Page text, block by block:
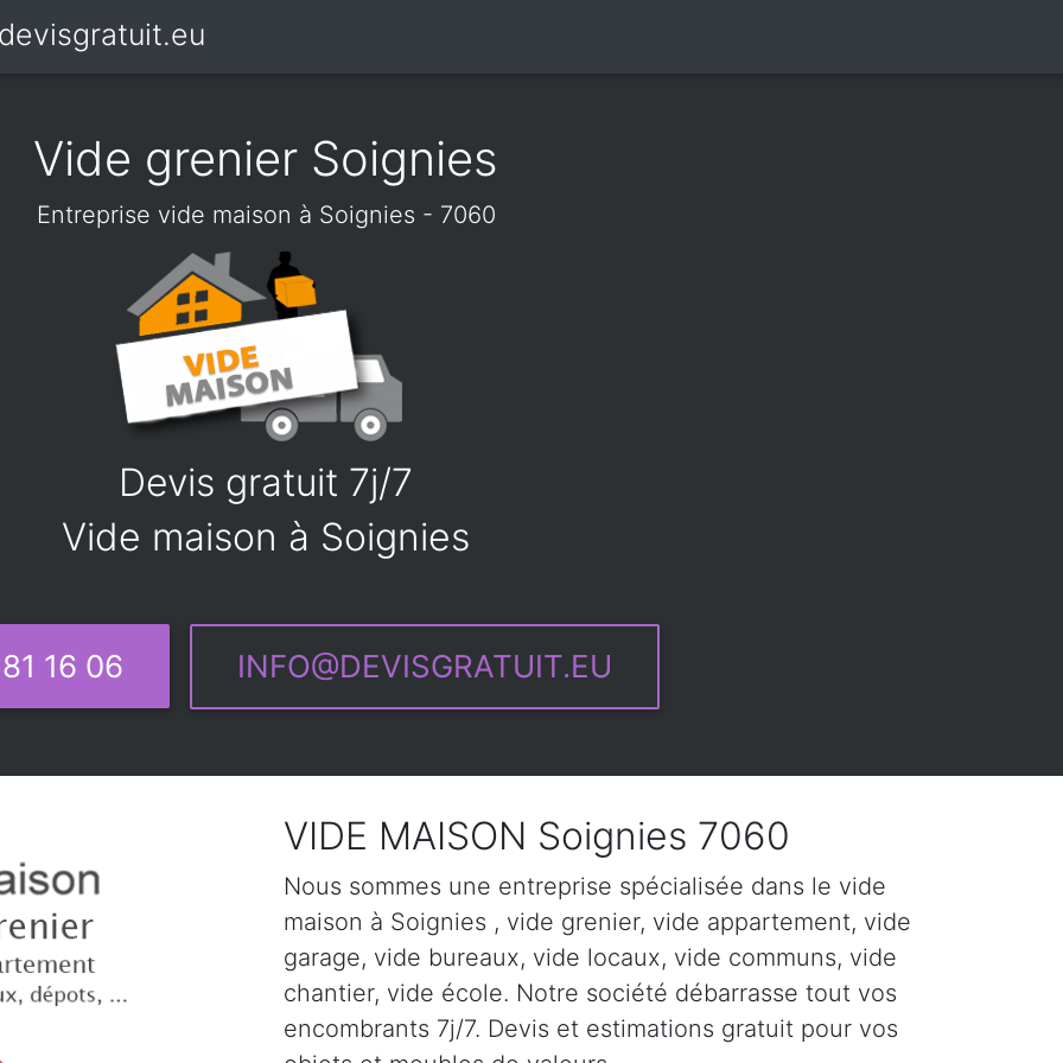
Vide grenier Soignies
Entreprise vide maison à Soignies - 7060
Devis gratuit 7j/7
Vide maison à Soignies
16 06 INFO@DEVISGRATUIT.EU
VIDE MAISON Soignies 7060
Nous sommes une entreprise spécialisée dans le vide
maison à Soignies , vide grenier, vide appartement, vide
garage, vide bureaux, vide locaux, vide communs, vide
chantier, vide école. Notre société débarrasse tout vos
encombrants 7j/7. Devis et estimations gratuit pour vos